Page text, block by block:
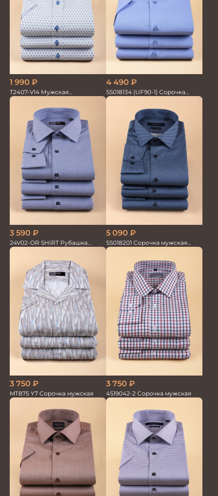
1 990 ₽
T2407-V14 Мужская
текстильная рубашка /
4 490 ₽
SS018134 (UF90-1) Сорочка
мужская GROSTYLE TRENDY
3 590 ₽
24V02-OR SHIRT Рубашка
мужская
5 090 ₽
SS018201 Сорочка мужская
GROSTYLE PRIME
3 750 ₽
MT875 Y7 Сорочка мужская
3 750 ₽
4S19042-2 Сорочка мужская